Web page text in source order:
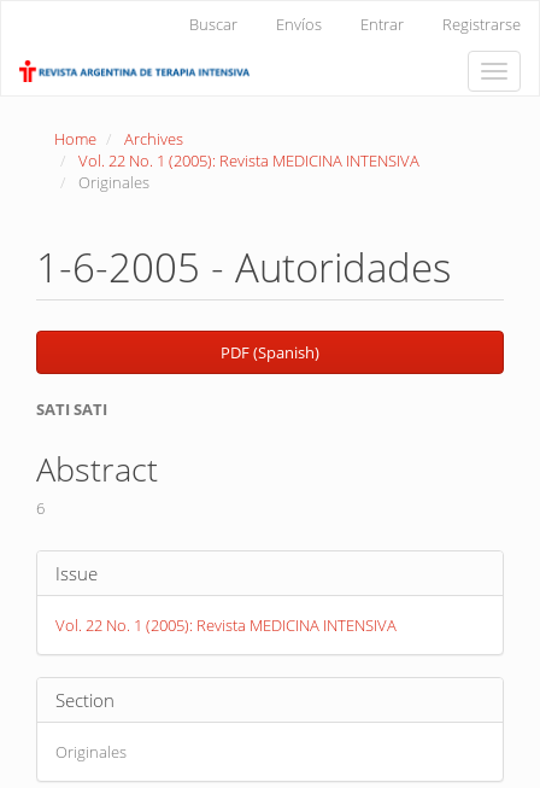
Content
Buscar Envíos Entrar Registrarse
Toggle
Home
Archives
Vol. 22 No. 1 (2005): Revista MEDICINA INTENSIVA
Originales
1-6-2005 - Autoridades
Article
Sidebar
PDF (Spanish)
Main
Article
Content
SATI SATI
Abstract
6
Article
Details
Issue
Vol. 22 No. 1 (2005): Revista MEDICINA INTENSIVA
Section
Originales